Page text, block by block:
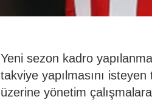
Yeni sezon kadro
takviye yapılmasını
üzerine yönetim